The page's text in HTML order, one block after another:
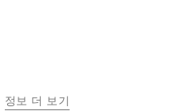
정보 더 보기